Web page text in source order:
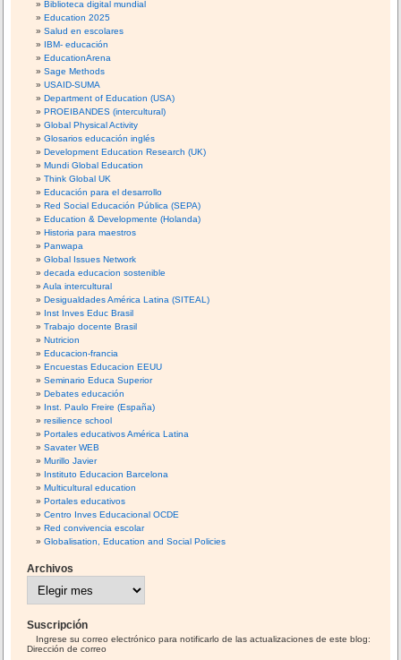
Biblioteca digital mundial
Education 2025
Salud en escolares
IBM- educación
EducationArena
Sage Methods
USAID-SUMA
Department of Education (USA)
PROEIBANDES (intercultural)
Global Physical Activity
Glosarios educación inglés
Development Education Research (UK)
Mundi Global Education
Think Global UK
Educación para el desarrollo
Red Social Educación Pública (SEPA)
Education & Developmente (Holanda)
Historia para maestros
Panwapa
Global Issues Network
decada educacion sostenible
Aula intercultural
Desigualdades América Latina (SITEAL)
Inst Inves Educ Brasil
Trabajo docente Brasil
Nutricion
Educacion-francia
Encuestas Educacion EEUU
Seminario Educa Superior
Debates educación
Inst. Paulo Freire (España)
resilience school
Portales educativos América Latina
Savater WEB
Murillo Javier
Instituto Educacion Barcelona
Multicultural education
Portales educativos
Centro Inves Educacional OCDE
Red convivencia escolar
Globalisation, Education and Social Policies
Archivos
h
v
Suscripción
Ingrese su correo electrónico para notificarlo de las actualizaciones de este blog:
Dirección de correo